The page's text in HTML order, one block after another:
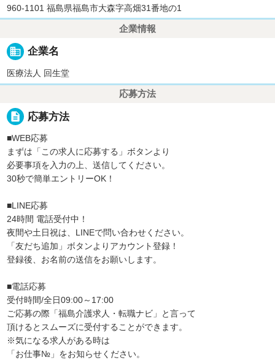
960-1101 福島県福島市大森字高畑31番地の1
企業情報
business 企業名
医療法人 回生堂
応募方法
description 応募方法
■WEB応募
まずは「この求人に応募する」ボタンより
必要事項を入力の上、送信してください。
30秒で簡単エントリーOK！
■LINE応募
24時間 電話受付中！
夜間や土日祝は、LINEで問い合わせください。
「友だち追加」ボタンよりアカウント登録！
登録後、お名前の送信をお願いします。
■電話応募
受付時間/全日09:00～17:00
ご応募の際「福島介護求人・転職ナビ」と言って
頂けるとスムーズに受付することができます。
※気になる求人がある時は
「お仕事№」をお知らせください。